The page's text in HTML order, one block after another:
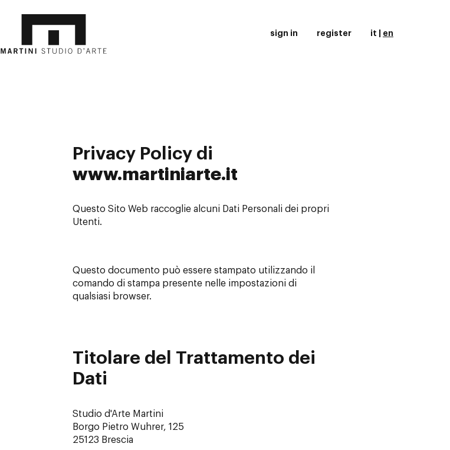
sign in register it en
Privacy Policy di
www.martiniarte.it
Questo Sito Web raccoglie alcuni Dati Personali dei propri
Utenti.
Questo documento può essere stampato utilizzando il
comando di stampa presente nelle impostazioni di
qualsiasi browser.
Titolare del Trattamento dei
Dati
Studio d'Arte Martini
Borgo Pietro Wuhrer, 125
25123 Brescia